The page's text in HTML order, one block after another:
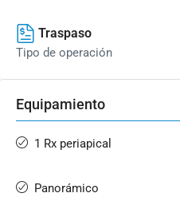
Traspaso
Tipo de operación
Equipamiento
1 Rx periapical
Panorámico